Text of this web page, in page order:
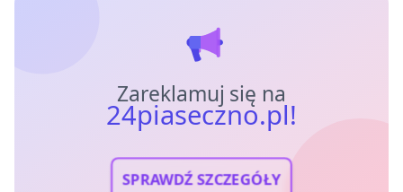
Zareklamuj się na
24piaseczno.pl!
SPRAWDŹ SZCZEGÓŁY